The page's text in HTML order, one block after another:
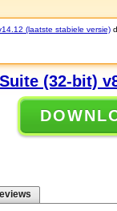
(laatste stabiele versie)
(32-bit)